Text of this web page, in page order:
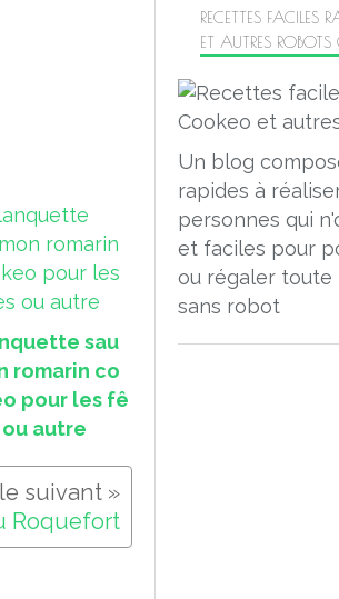
sau
romarin co
pour les fê
autre
Roquefort
RECETTES FACILES
ET AUTRES
Un blog
rapides à
personnes qui
et faciles pour
ou régaler toute
sans robot